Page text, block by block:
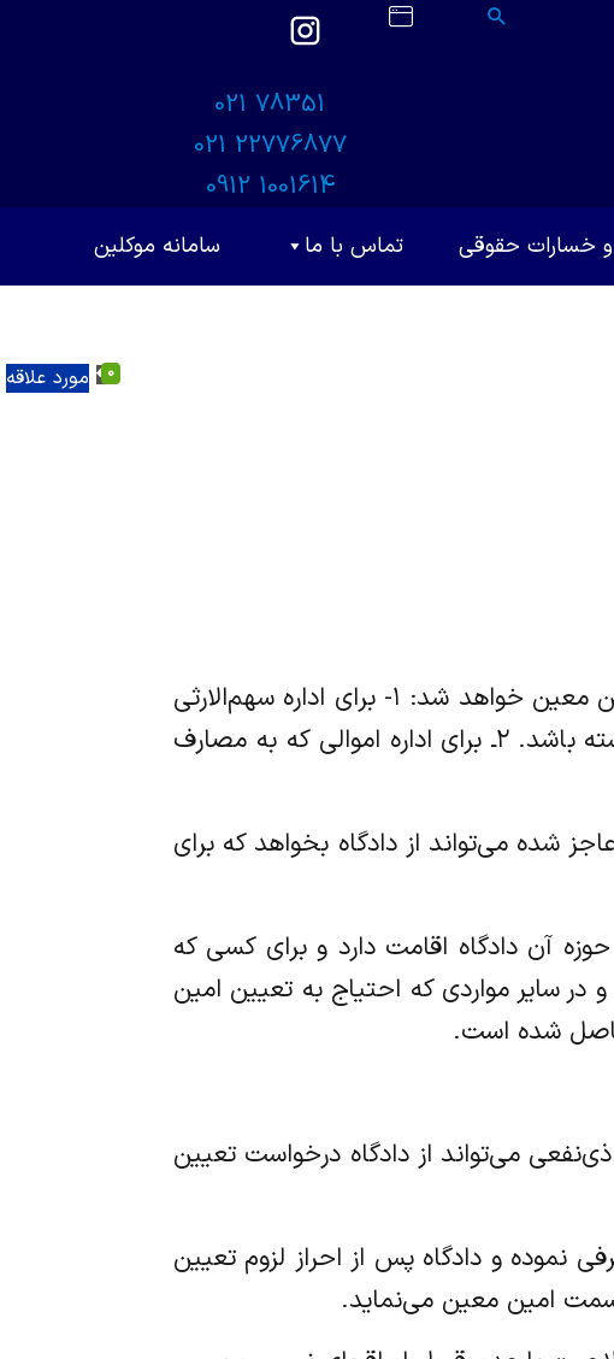
021 78351
021 22776877
0912 1001614
و خسارات حقوقی تماس با ما سامانه موکلین
مورد علاقه 0
‌ماده ۱۰۳ علاوه بر مواردی که مطابق قانون مدنی تعیین امین می‌شود در موارد زیر نیز امین معین خواهد شد: ۱- برای اداره سهم‌الارثی
که ممکن است از ترکه متوفی به جنین تعلق گیرد در صورتی که جنین ولی یا وصی نداشته باشد. ۲ـ برای اداره اموالی که به مصارف
عاجز شده می‌تواند از دادگاه بخواهد که برای
حوزه آن دادگاه اقامت دارد و برای کسی که
در سایر مواردی که احتیاج به تعیین امین
حاصل شده است.
ذی‌نفعی می‌تواند از دادگاه درخواست تعیین
نموده و دادگاه پس از احراز لزوم تعیین
سمت امین معین می‌نماید.